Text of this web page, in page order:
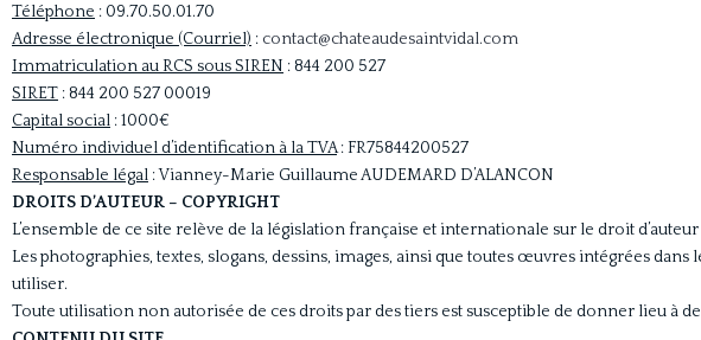
Téléphone : 09.70.50.01.70
Adresse électronique (Courriel) : contact@chateaudesaintvidal.com
Immatriculation au RCS sous SIREN : 844 200 527
SIRET : 844 200 527 00019
Capital social : 1000€
Numéro individuel d’identification à la TVA: FR75844200527
Responsable légal : Vianney-Marie Guillaume AUDEMARD D’ALANCON
DROITS D’AUTEUR – COPYRIGHT
L’ensemble de ce site relève de la législation française et internationale sur le droit
Les photographies, textes, slogans, dessins, images, ainsi que toutes œuvres intégrées
utiliser.
Toute utilisation non autorisée de ces droits par des tiers est susceptible de donner lieu à